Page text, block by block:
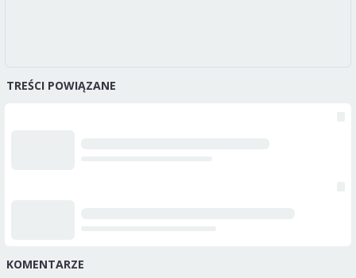
TREŚCI POWIĄZANE
KOMENTARZE